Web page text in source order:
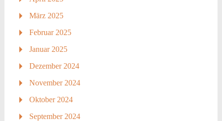
März 2025
Februar 2025
Januar 2025
Dezember 2024
November 2024
Oktober 2024
September 2024